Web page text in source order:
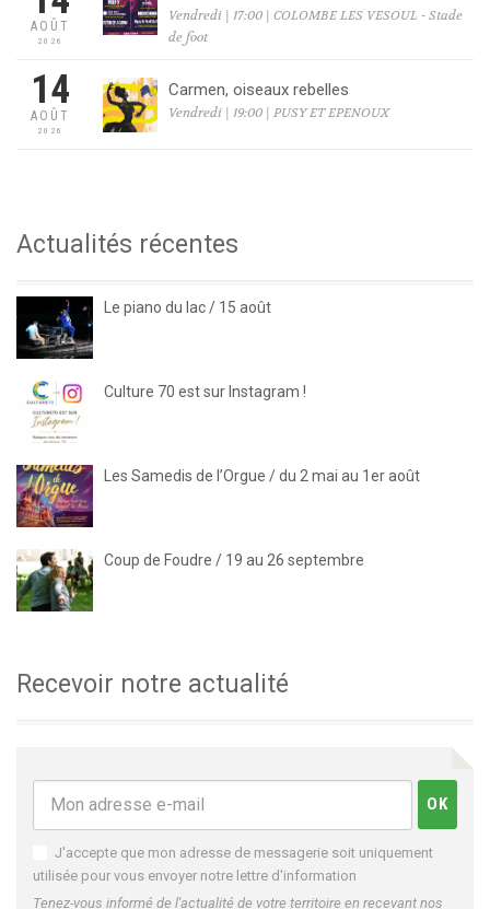
AOÛT
2026
Vendredi | 17:00 | COLOMBE LES VESOUL - Stade
de foot
14
AOÛT
2026
Carmen, oiseaux rebelles
Vendredi | 19:00 | PUSY ET EPENOUX
Actualités récentes
Le piano du lac / 15 août
Culture 70 est sur Instagram !
Les Samedis de l’Orgue / du 2 mai au 1er août
Coup de Foudre / 19 au 26 septembre
Recevoir notre actualité
J'accepte que mon adresse de messagerie soit uniquement
utilisée pour vous envoyer notre lettre d'information
Tenez-vous informé de l'actualité de votre territoire en recevant nos